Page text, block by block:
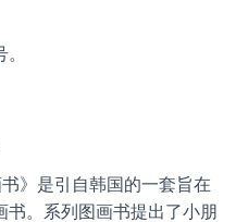
书》是引自韩国的一套旨在
。系列图画书提出了小朋